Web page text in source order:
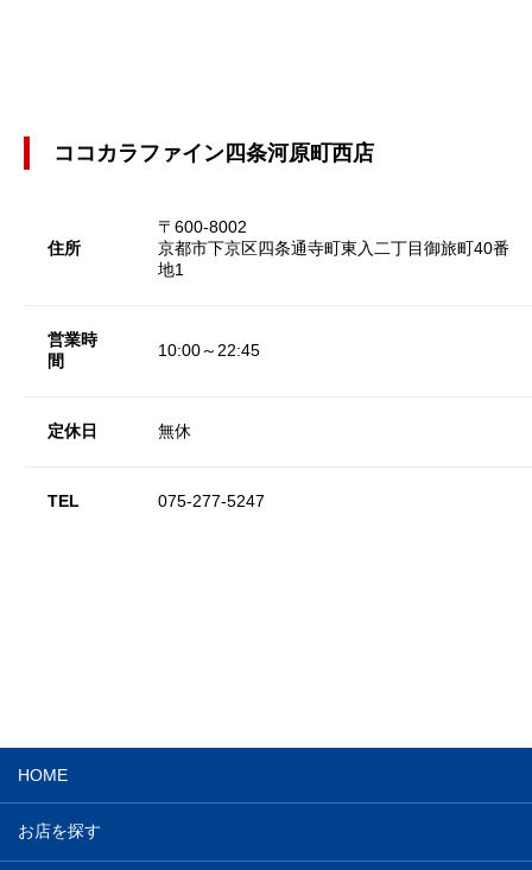
ココカラファイン四条河原町西店
住所
〒600-8002
京都市下京区四条通寺町東入二丁目御旅町40番
地1
営業時
間
10:00～22:45
定休日 無休
TEL 075-277-5247
HOME
お店を探す